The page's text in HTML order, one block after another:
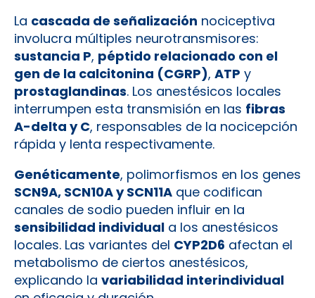
La cascada de señalización nociceptiva
involucra múltiples neurotransmisores:
sustancia P, péptido relacionado con el
gen de la calcitonina (CGRP), ATP y
prostaglandinas. Los anestésicos locales
interrumpen esta transmisión en las fibras
A-delta y C, responsables de la nocicepción
rápida y lenta respectivamente.
Genéticamente, polimorfismos en los genes
SCN9A, SCN10A y SCN11A que codifican
canales de sodio pueden influir en la
sensibilidad individual a los anestésicos
locales. Las variantes del CYP2D6 afectan el
metabolismo de ciertos anestésicos,
explicando la variabilidad interindividual